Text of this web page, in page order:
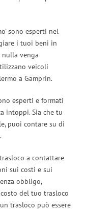
sono esperti nel
i tuoi beni in
nulla venga
veicoli
a Gamprin.
esperti e formati
intoppi. Sia che tu
puoi contare su di
a contattare
sui costi e sui
obbligo,
del tuo trasloco
trasloco può essere